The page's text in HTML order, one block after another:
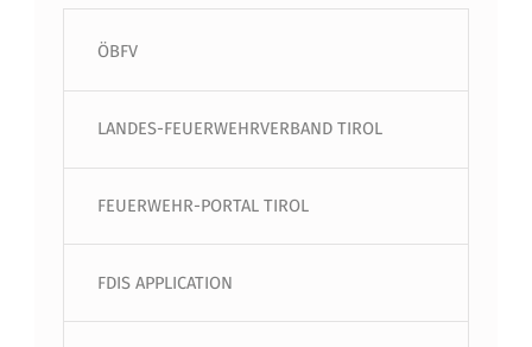
ÖBFV
LANDES-FEUERWEHRVERBAND TIROL
FEUERWEHR-PORTAL TIROL
FDIS APPLICATION